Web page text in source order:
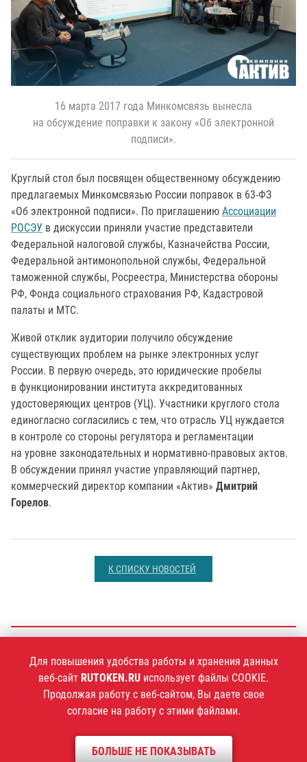
16 марта 2017 года Минкомсвязь вынесла
на обсуждение поправки к закону «Об электронной
подписи».
Круглый стол был посвящен общественному обсуждению
предлагаемых Минкомсвязью России поправок в 63-ФЗ
«Об электронной подписи». По приглашению Ассоциации
РОСЭУ в дискуссии приняли участие представители
Федеральной налоговой службы, Казначейства России,
Федеральной антимонопольной службы, Федеральной
таможенной службы, Росреестра, Министерства обороны
РФ, Фонда социального страхования РФ, Кадастровой
палаты и МТС.
Живой отклик аудитории получило обсуждение
существующих проблем на рынке электронных услуг
России. В первую очередь, это юридические пробелы
в функционировании института аккредитованных
удостоверяющих центров (УЦ). Участники круглого стола
единогласно согласились с тем, что отрасль УЦ нуждается
в контроле со стороны регулятора и регламентации
на уровне законодательных и нормативно-правовых актов.
В обсуждении принял участие управляющий партнер,
коммерческий директор компании «Актив» Дмитрий
Горелов.
К СПИСКУ НОВОСТЕЙ
+7 (495)925-77-90
1994–2026 ©Компания «Актив»
Политика конфиденциальности
Для повышения удобства работы и хранения данных
веб-сайт RUTOKEN.RU использует файлы COOKIE.
Продолжая работу с веб-сайтом, Вы даете свое
согласие на работу с этими файлами.
БОЛЬШЕ НЕ ПОКАЗЫВАТЬ